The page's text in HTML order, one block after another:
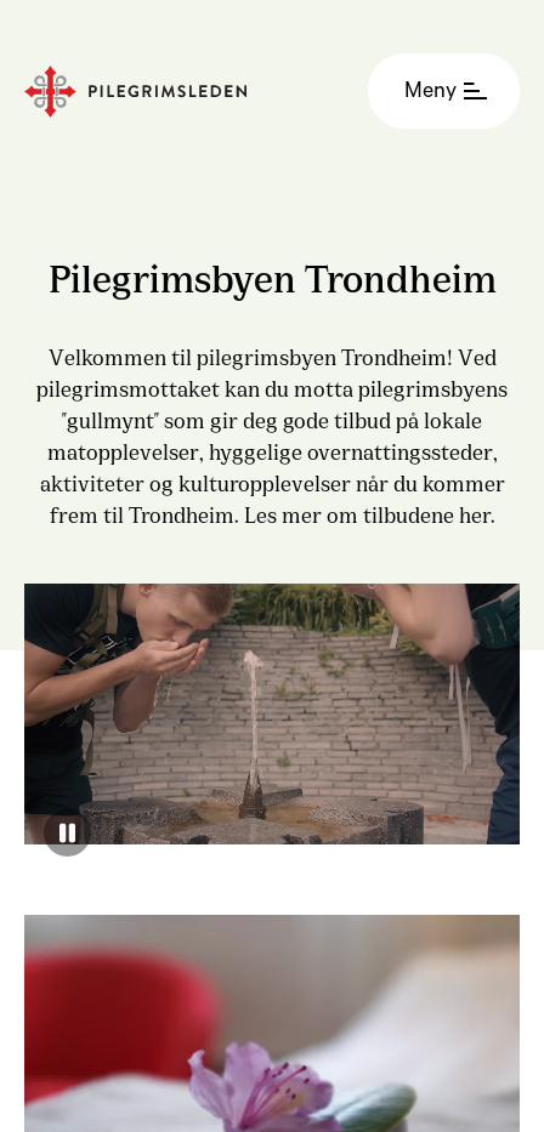
Meny
Pilegrimsbyen Trondheim
Velkommen til pilegrimsbyen Trondheim! Ved
pilegrimsmottaket kan du motta pilegrimsbyens
"gullmynt" som gir deg gode tilbud på lokale
matopplevelser, hyggelige overnattingssteder,
aktiviteter og kulturopplevelser når du kommer
frem til Trondheim. Les mer om tilbudene her.